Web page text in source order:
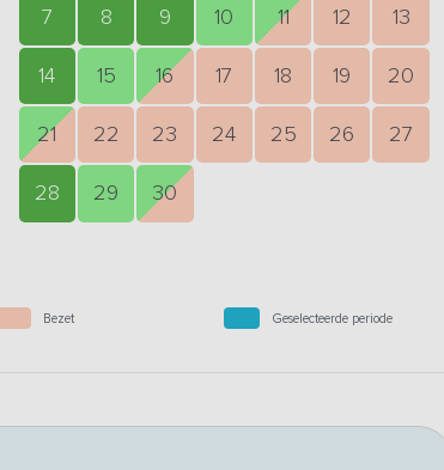
7 8 9 10 11 12 13
14 15 16 17 18 19 20
21 22 23 24 25 26 27
28 29 30
Bezet Geselecteerde periode